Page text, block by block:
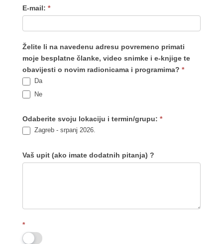
E-mail: *
Želite li na navedenu adresu povremeno primati
moje besplatne članke, video snimke i e-knjige te
obavijesti o novim radionicama i programima? *
Da
Ne
Odaberite svoju lokaciju i termin/grupu: *
Zagreb - srpanj 2026.
Vaš upit (ako imate dodatnih pitanja) ?
*